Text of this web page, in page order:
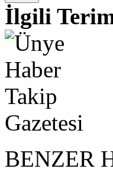
İlgili
BENZER